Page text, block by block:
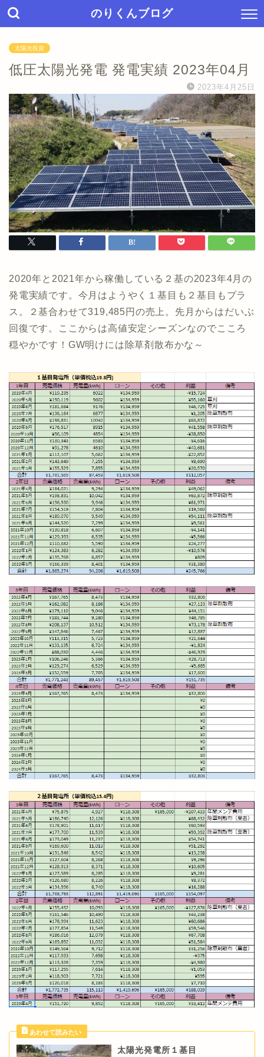
のりくんブログ
太陽光投資
低圧太陽光発電 発電実績 2023年04月
2023年4月25日
2020年と2021年から稼働している２基の2023年4月の
発電実績です。今月はようやく１基目も２基目もプラ
ス。２基合わせて319,485円の売上。先月からはだいぶ
回復です。ここからは高値安定シーズンなのでこころ
穏やかです！GW明けには除草剤散布かな～
太陽光発電所１基目